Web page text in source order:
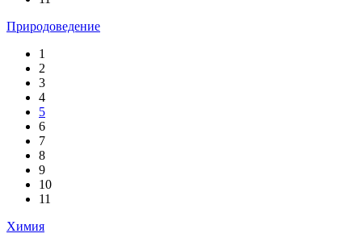
Природоведение
1
2
3
4
5
6
7
8
9
10
11
Химия